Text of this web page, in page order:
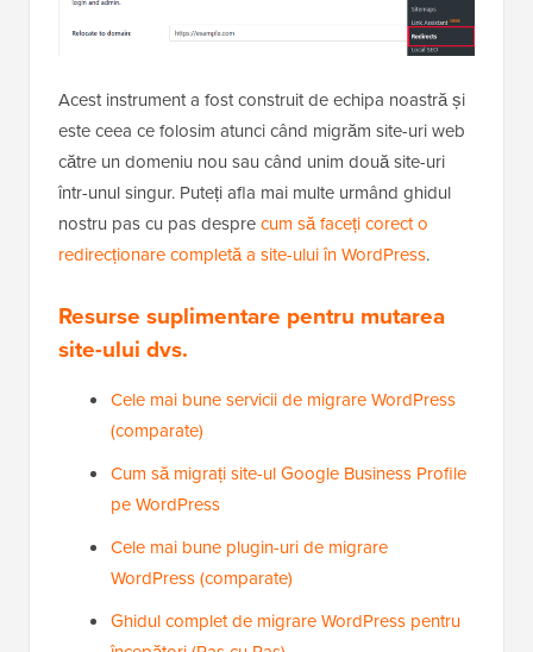
Acest instrument a fost construit de echipa noastră și
este ceea ce folosim atunci când migrăm site-uri web
către un domeniu nou sau când unim două site-uri
într-unul singur. Puteți afla mai multe urmând ghidul
nostru pas cu pas desprecum să faceți corect o
redirecționare completă a site-ului în WordPress.
Resurse suplimentare pentru mutarea
site-ului dvs.
Cele mai bune servicii de migrare WordPress
(comparate)
Cum să migrați site-ul Google Business Profile
pe WordPress
Cele mai bune plugin-uri de migrare
WordPress (comparate)
Ghidul complet de migrare WordPress pentru